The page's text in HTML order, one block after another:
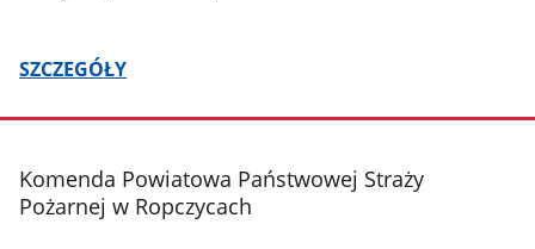
SZCZEGÓŁY
stopka
Komenda Powiatowa Państwowej Straży
Pożarnej w Ropczycach